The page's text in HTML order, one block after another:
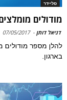
סליידר
מודולים
דניאל דותן -
07/05/2017
להלן מספר מודולים
בארגון.